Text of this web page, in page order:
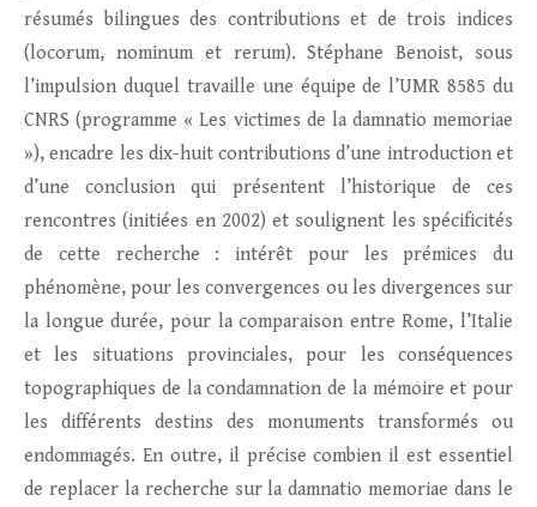
résumés bilingues des contributions et de trois indices
(locorum, nominum et rerum). Stéphane Benoist, sous
l’impulsion duquel travaille une équipe de l’UMR 8585 du
CNRS (programme « Les victimes de la damnatio memoriae
»), encadre les dix-huit contributions d’une introduction et
d’une conclusion qui présentent l’historique de ces
rencontres (initiées en 2002) et soulignent les spécificités
de cette recherche : intérêt pour les prémices du
phénomène, pour les convergences ou les divergences sur
la longue durée, pour la comparaison entre Rome, l’Italie
et les situations provinciales, pour les conséquences
topographiques de la condamnation de la mémoire et pour
les différents destins des monuments transformés ou
endommagés. En outre, il précise combien il est essentiel
de replacer la recherche sur la damnatio memoriae dans le